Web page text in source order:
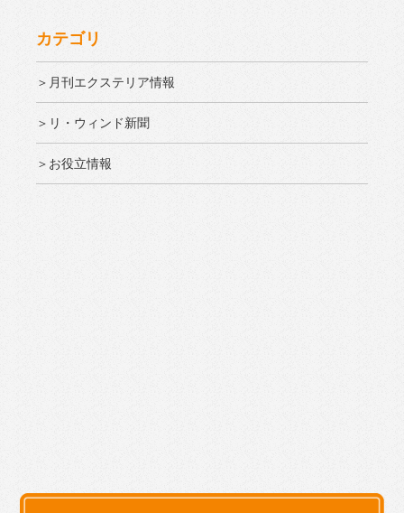
カテゴリ
＞月刊エクステリア情報
＞リ・ウィンド新聞
＞お役立情報